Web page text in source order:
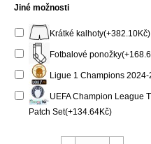
Jiné možnosti
Krátké kalhoty(+382.10Kč)
Fotbalové
Ligue 1 Champions
UEFA Champion League
Patch Set(+134.64Kč)